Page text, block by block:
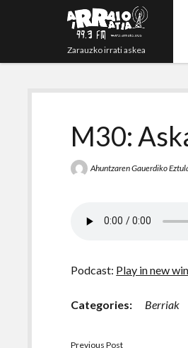
Zarauzko irrati askea
M30:
Ahuntzaren Gauerdiko
Podcast: Play in new
Categories: Berriak
Previous Post